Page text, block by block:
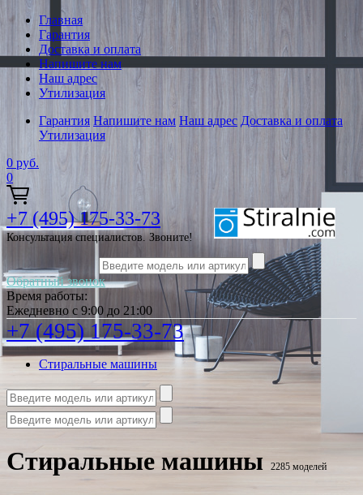
Главная
Гарантия
Доставка и оплата
Напишите нам
Наш адрес
Утилизация
Гарантия Напишите нам Наш адрес Доставка и оплата
Утилизация
0 руб.
0
+7 (495) 175-33-73
Консультация специалистов. Звоните!
Обратный звонок
Время работы:
Ежедневно с 9:00 до 21:00
+7 (495) 175-33-73
Стиральные машины
Стиральные машины 2285 моделей